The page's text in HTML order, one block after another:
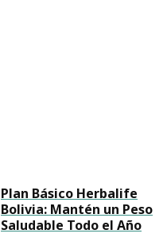
Plan Básico Herbalife
Bolivia: Mantén un Peso
Saludable Todo el Año